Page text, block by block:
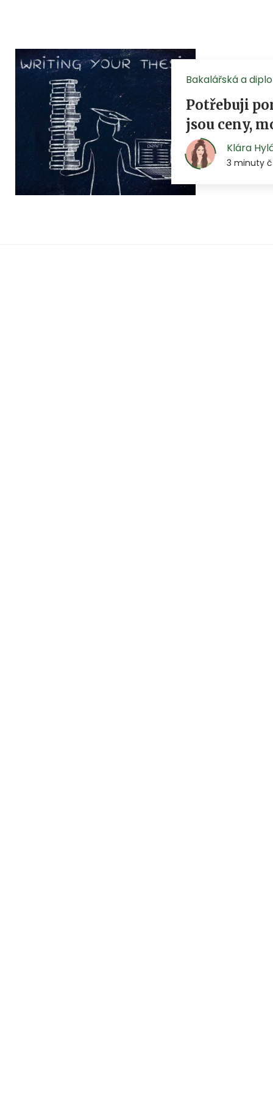
Bakalářská a
Potřebuji
jsou ceny,
Klára
3 minuty